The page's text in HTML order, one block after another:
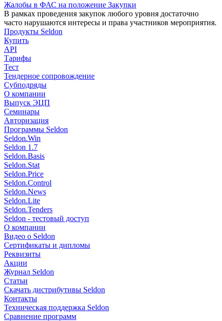
Жалобы в ФАС на положение Закупки
В рамках проведения закупок любого уровня достаточно
часто нарушаются интересы и права участников мероприятия.
Продукты Seldon
Купить
API
Тарифы
Тест
Тендерное сопровождение
Субподряды
О компании
Выпуск ЭЦП
Семинары
Авторизация
Программы Seldon
Seldon.Win
Seldon 1.7
Seldon.Basis
Seldon.Stat
Seldon.Price
Seldon.Control
Seldon.News
Seldon.Lite
Seldon.Tenders
Seldon - тестовый доступ
О компании
Видео о Seldon
Сертификаты и дипломы
Реквизиты
Акции
Журнал Seldon
Статьи
Скачать дистрибутивы Seldon
Контакты
Техническая поддержка Seldon
Сравнение программ